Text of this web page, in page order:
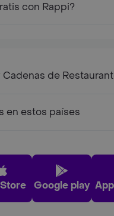
con Rappi?
Cadenas de
en estos países
Google play